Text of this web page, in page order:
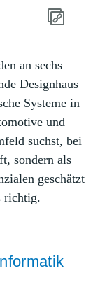
an sechs
Designhaus
Systeme in
und
suchst, bei
sondern als
geschätzt
richtig.